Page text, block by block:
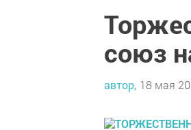
союз
автор, 18 мая